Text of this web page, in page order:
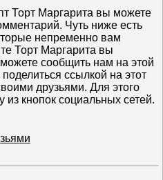
Торт Маргарита вы можете
Чуть ниже есть
непременно вам
Торт Маргарита вы
сообщить нам на этой
ссылкой на этот
друзьями. Для этого
из кнопок социальных сетей.